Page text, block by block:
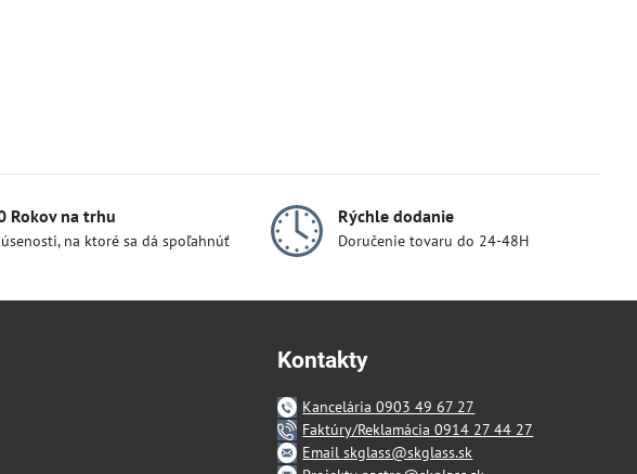
Rokov na trhu
na ktoré sa dá spoľahnúť
Rýchle dodanie
Doručenie tovaru do 24-48H
Kontakty
Kancelária 0903 49 67 27
Faktúry/Reklamácia 0914 27 44 27
Email skglass@skglass.sk